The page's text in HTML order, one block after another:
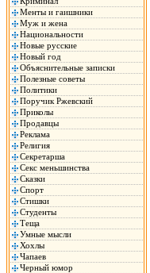
Менты и гаишники
Муж и жена
Национальности
Новые русские
Новый год
Объяснительные записки
Полезные советы
Политики
Поручик Ржевский
Приколы
Продавцы
Реклама
Религия
Секретарша
Секс меньшинства
Сказки
Спорт
Стишки
Студенты
Теща
Умные мысли
Хохлы
Чапаев
Черный юмор